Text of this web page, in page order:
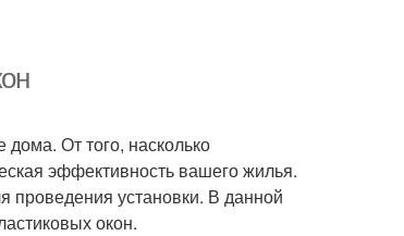
дома. От того, насколько
эффективность вашего жилья.
установки. В данной
окон.